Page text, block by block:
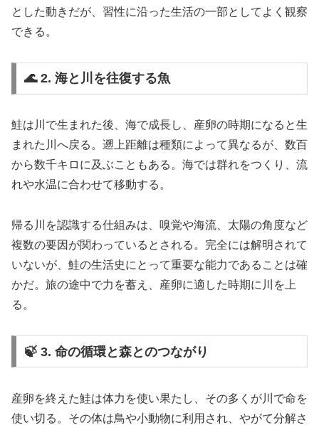
とした動きだが、習性に沿った生活の一部としてよく観察
できる。
🌊 2. 海と川を往復する魚
鮭は川で生まれた後、海で成長し、産卵の時期になると生
まれた川へ戻る。遡上距離は種類によって異なるが、数百
から数千キロに及ぶこともある。海では群れをつくり、流
れや水温に合わせて移動する。
帰る川を認識する仕組みは、嗅覚や海流、太陽の角度など
複数の要因が関わっているとされる。完全には解明されて
いないが、鮭の生活史にとって重要な能力であることは確
かだ。旅の途中で力を蓄え、産卵に適した時期に川を上
る。
🍃 3. 命の循環と森とのつながり
産卵を終えた鮭は体力を使い果たし、その多くが川で命を
使い切る。その体は鳥や小動物に利用され、やがて分解さ